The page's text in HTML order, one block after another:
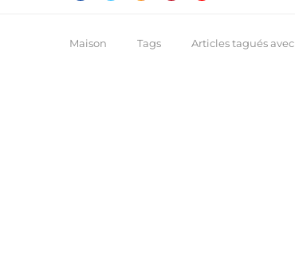
Maison Tags Articles tagués